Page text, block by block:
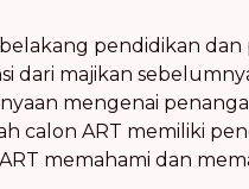
pendidikan dan
dari majikan
mengenai
calon ART memiliki
memahami dan